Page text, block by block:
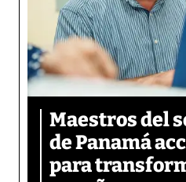
Maestros del
de Panamá
para